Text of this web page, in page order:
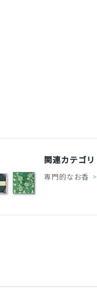
関連カテゴリ
専門的なお香 >